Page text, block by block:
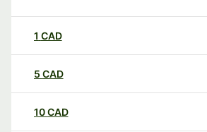
1 CAD
5 CAD
10CAD